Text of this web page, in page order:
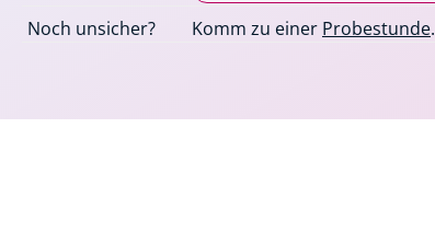
Noch unsicher?
Komm zu einer Probestunde.